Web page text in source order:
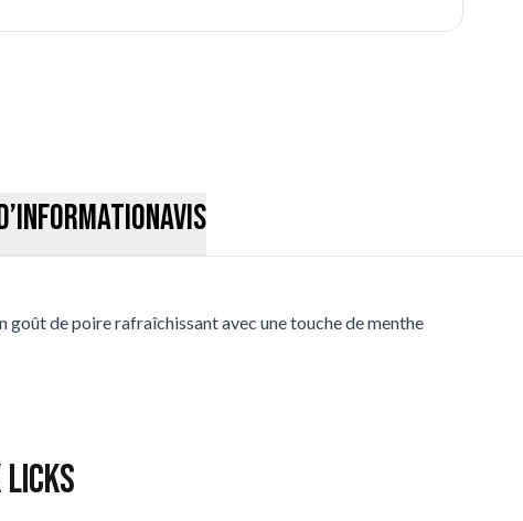
Avis
goût de poire rafraîchissant avec une touche de menthe